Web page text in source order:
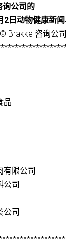
公司的
2日动物健康新
Brakke 咨询公司
品
有限公司
公司
公司